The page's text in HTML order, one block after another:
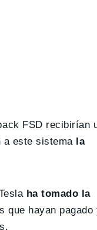
FSD recibirían
a este sistema la
ha tomado la
que hayan pagado